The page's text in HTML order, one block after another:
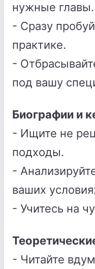
нужные главы.
- Сразу
практике.
-
под вашу
Биографии и
- Ищите не
подходы.
-
ваших
- Учитесь на
- Читайте